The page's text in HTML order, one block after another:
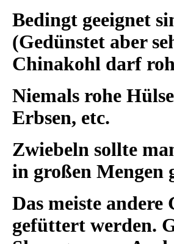
Bedingt geeignet
(Gedünstet aber
Chinakohl darf
Niemals rohe
Erbsen, etc.
Zwiebeln sollte
in großen Mengen
Das meiste andere
gefüttert werden.